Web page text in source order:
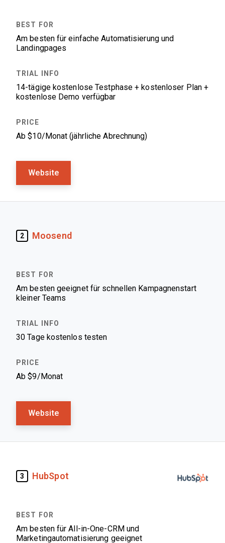
Am besten für einfache Automatisierung und
Landingpages
14-tägige kostenlose Testphase + kostenloser Plan +
kostenlose Demo verfügbar
Ab $10/Monat (jährliche Abrechnung)
Website
2 Moosend
Am besten geeignet für schnellen Kampagnenstart
kleiner Teams
30 Tage kostenlos testen
Ab $9/Monat
Website
3 HubSpot
Am besten für All-in-One-CRM und
Marketingautomatisierung geeignet